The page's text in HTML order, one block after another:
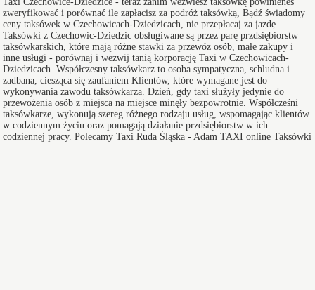
zweryfikować i porównać ile zapłacisz za podróż taksówką, Bądź świadomy
ceny taksówek w Czechowicach-Dziedzicach, nie przepłacaj za jazdę.
Taksówki z Czechowic-Dziedzic obsługiwane są przez parę przdsiębiorstw
taksówkarskich, które mają różne stawki za przewóz osób, małe zakupy i
inne usługi - porównaj i wezwij tanią korporację Taxi w Czechowicach-
Dziedzicach. Współczesny taksówkarz to osoba sympatyczna, schludna i
zadbana, ciesząca się zaufaniem Klientów, które wymagane jest do
wykonywania zawodu taksówkarza. Dzień, gdy taxi służyły jedynie do
przewożenia osób z miejsca na miejsce minęły bezpowrotnie. Współcześni
taksówkarze, wykonują szereg różnego rodzaju usług, wspomagając klientów
w codziennym życiu oraz pomagają działanie przdsiębiorstw w ich
codziennej pracy. Polecamy Taxi Ruda Śląska- Adam TAXI online Taksówki